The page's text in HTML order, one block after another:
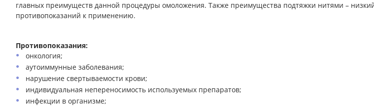
главных преимуществ данной процедуры омоложения. Также преимущества подтяжки нитями –
противопоказаний к применению.
Противопоказания:
онкология;
аутоиммунные заболевания;
нарушение свертываемости крови;
индивидуальная непереносимость используемых препаратов;
инфекции в организме;